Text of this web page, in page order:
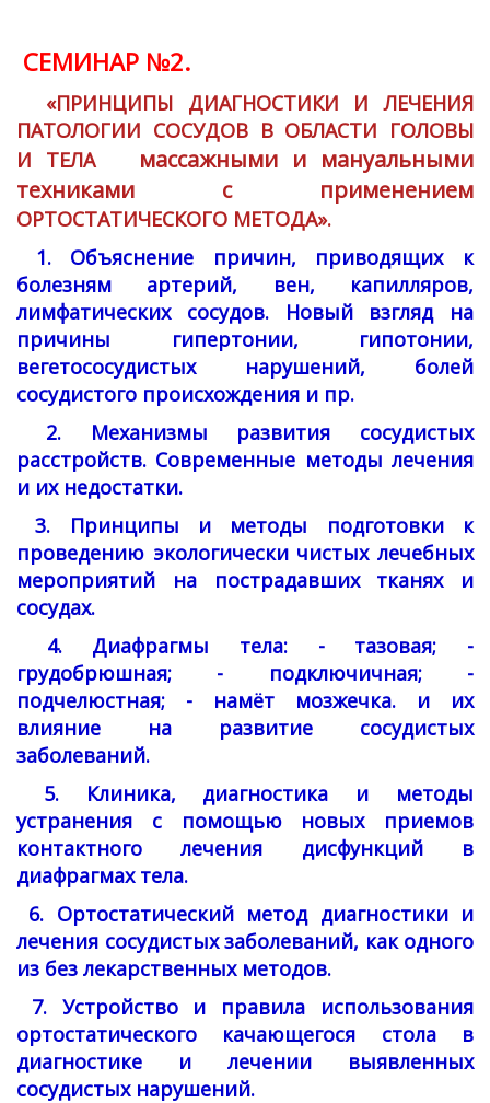
СЕМИНАР №2.
«ПРИНЦИПЫ ДИАГНОСТИКИ И ЛЕЧЕНИЯ
ПАТОЛОГИИ СОСУДОВ В ОБЛАСТИ ГОЛОВЫ
И ТЕЛА массажными и мануальными
техниками с применением
ОРТОСТАТИЧЕСКОГО МЕТОДА».
1. Объяснение причин, приводящих к
болезням артерий, вен, капилляров,
лимфатических сосудов. Новый взгляд на
причины гипертонии, гипотонии,
вегетососудистых нарушений, болей
сосудистого происхождения и пр.
2. Механизмы развития сосудистых
расстройств. Современные методы лечения
и их недостатки.
3. Принципы и методы подготовки к
проведению экологически чистых лечебных
мероприятий на пострадавших тканях и
сосудах.
4. Диафрагмы тела: - тазовая; -
грудобрюшная; - подключичная; -
подчелюстная; - намёт мозжечка. и их
влияние на развитие сосудистых
заболеваний.
5. Клиника, диагностика и методы
устранения с помощью новых приемов
контактного лечения дисфункций в
диафрагмах тела.
6. Ортостатический метод диагностики и
лечения сосудистых заболеваний, как одного
из без лекарственных методов.
7. Устройство и правила использования
ортостатического качающегося стола в
диагностике и лечении выявленных
сосудистых нарушений.